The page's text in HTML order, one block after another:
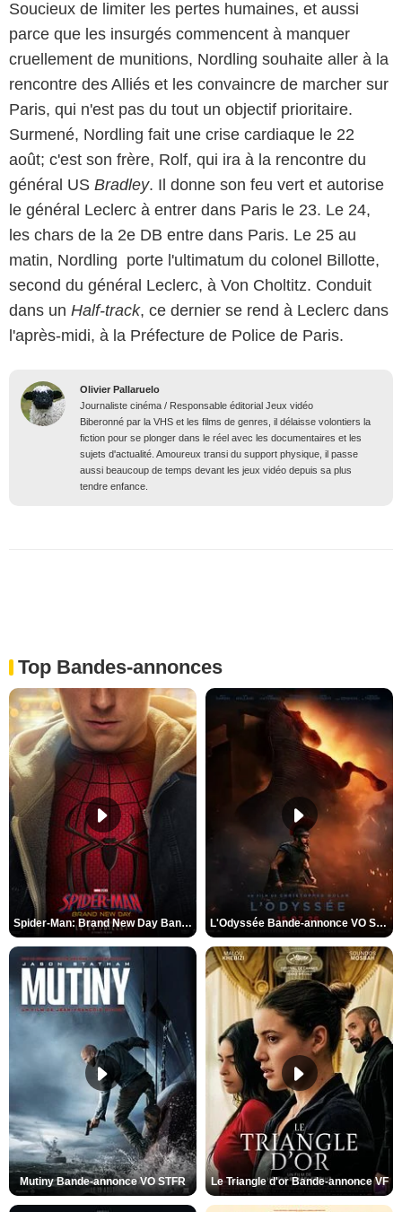
Soucieux de limiter les pertes humaines, et aussi
parce que les insurgés commencent à manquer
cruellement de munitions, Nordling souhaite aller à la
rencontre des Alliés et les convaincre de marcher sur
Paris, qui n'est pas du tout un objectif prioritaire.
Surmené, Nordling fait une crise cardiaque le 22
août; c'est son frère, Rolf, qui ira à la rencontre du
général US Bradley. Il donne son feu vert et autorise
le général Leclerc à entrer dans Paris le 23. Le 24,
les chars de la 2e DB entre dans Paris. Le 25 au
matin, Nordling porte l'ultimatum du colonel Billotte,
second du général Leclerc, à Von Choltitz. Conduit
dans un Half-track, ce dernier se rend à Leclerc dans
l'après-midi, à la Préfecture de Police de Paris.
Olivier Pallaruelo
Journaliste cinéma / Responsable éditorial Jeux vidéo
Biberonné par la VHS et les films de genres, il délaisse volontiers la
fiction pour se plonger dans le réel avec les documentaires et les
sujets d'actualité. Amoureux transi du support physique, il passe
aussi beaucoup de temps devant les jeux vidéo depuis sa plus
tendre enfance.
Top Bandes-annonces
Spider-Man: Brand New Day Bande-annonce VO STFR L'Odyssée Bande-annonce VO STFR
Mutiny Bande-annonce VO STFR Le Triangle d'or Bande-annonce VF